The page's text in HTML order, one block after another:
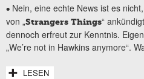
• Nein, eine echte News ist es
von „Strangers Things“
dennoch erfreut zur Kenntnis.
„We’re not in Hawkins anymore“.
LESEN